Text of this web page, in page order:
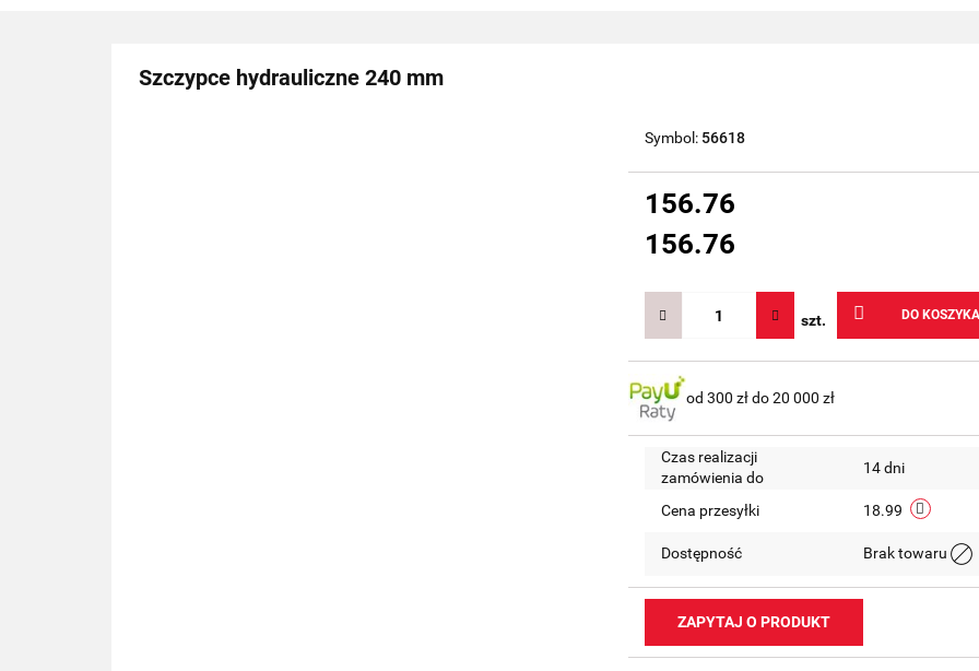
Szczypce hydrauliczne 240 mm
Symbol: 56618
156.76
156.76
szt. DO KOSZYKA
od 300 zł do 20 000 zł
Czas realizacji
zamówienia do
14 dni
Cena przesyłki 18.99
Dostępność Brak towaru
ZAPYTAJ O PRODUKT